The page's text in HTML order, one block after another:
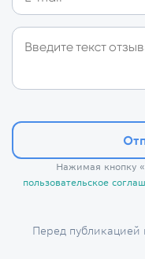
Нажимая кнопку
пользовательское
Перед публикацией